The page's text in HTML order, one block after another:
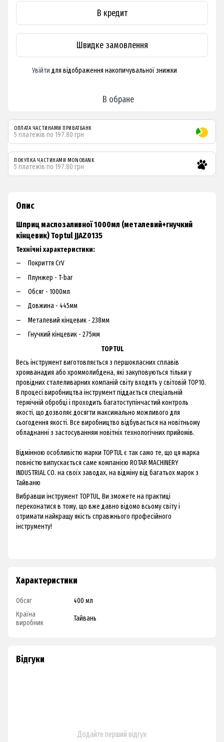
В кредит
Швидке замовлення
Увійти для відображення накопичувальної знижки
В обране
ОПЛАТА ЧАСТИНАМИ ПРИВАТБАНК
5 платежів по 197.80 грн
ПОКУПКА ЧАСТИНАМИ MONOBANK
5 платежів по 197.80 грн
Опис
Шприц маслозаливної 1000мл (металевий+гнучкий
кінцевик) Toptul JJAZ0135
Технічні характеристики:
Покриття CrV
Плунжер - T-bar
Обсяг - 1000мл
Довжина - 445мм
Металевий кінцевик - 238мм
Гнучкий кінцевик - 275мм
TOPTUL
Весь інструмент виготовляється з першокласних сплавів
хромванадия або хроммолибдена, які закуповуються тільки у
провідних сталеливарних компаній світу входять у світовій ТОР10.
В процесі виробництва інструмент піддається спеціальній
термічній обробці і проходить багатоступінчастий контроль
якості, що дозволяє досягти максимально можливого для
сьогодення якості. Все виробництво відбувається на новітньому
обладнанні з застосуванням новітніх технологічних прийомів.
Відмінною особливістю марки TOPTUL є так само те, що ця марка
повністю випускається саме компанією ROTAR MACHINERY
INDUSTRIAL CO. на своїх заводах, на відміну від багатьох марок з
Тайваню
Вибравши інструмент TOPTUL, Ви зможете на практиці
переконатися в тому, що вже давно відомо всьому світу і
отримати найкращу якість справжнього професійного
інструменту!
Характеристики
Обсяг
400 мл
Країна
виробник
Тайвань
Відгуки
Додайте перший відгук